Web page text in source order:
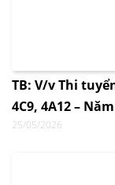
TB: V/v Thi
4C9, 4A12 –
25/05/2026